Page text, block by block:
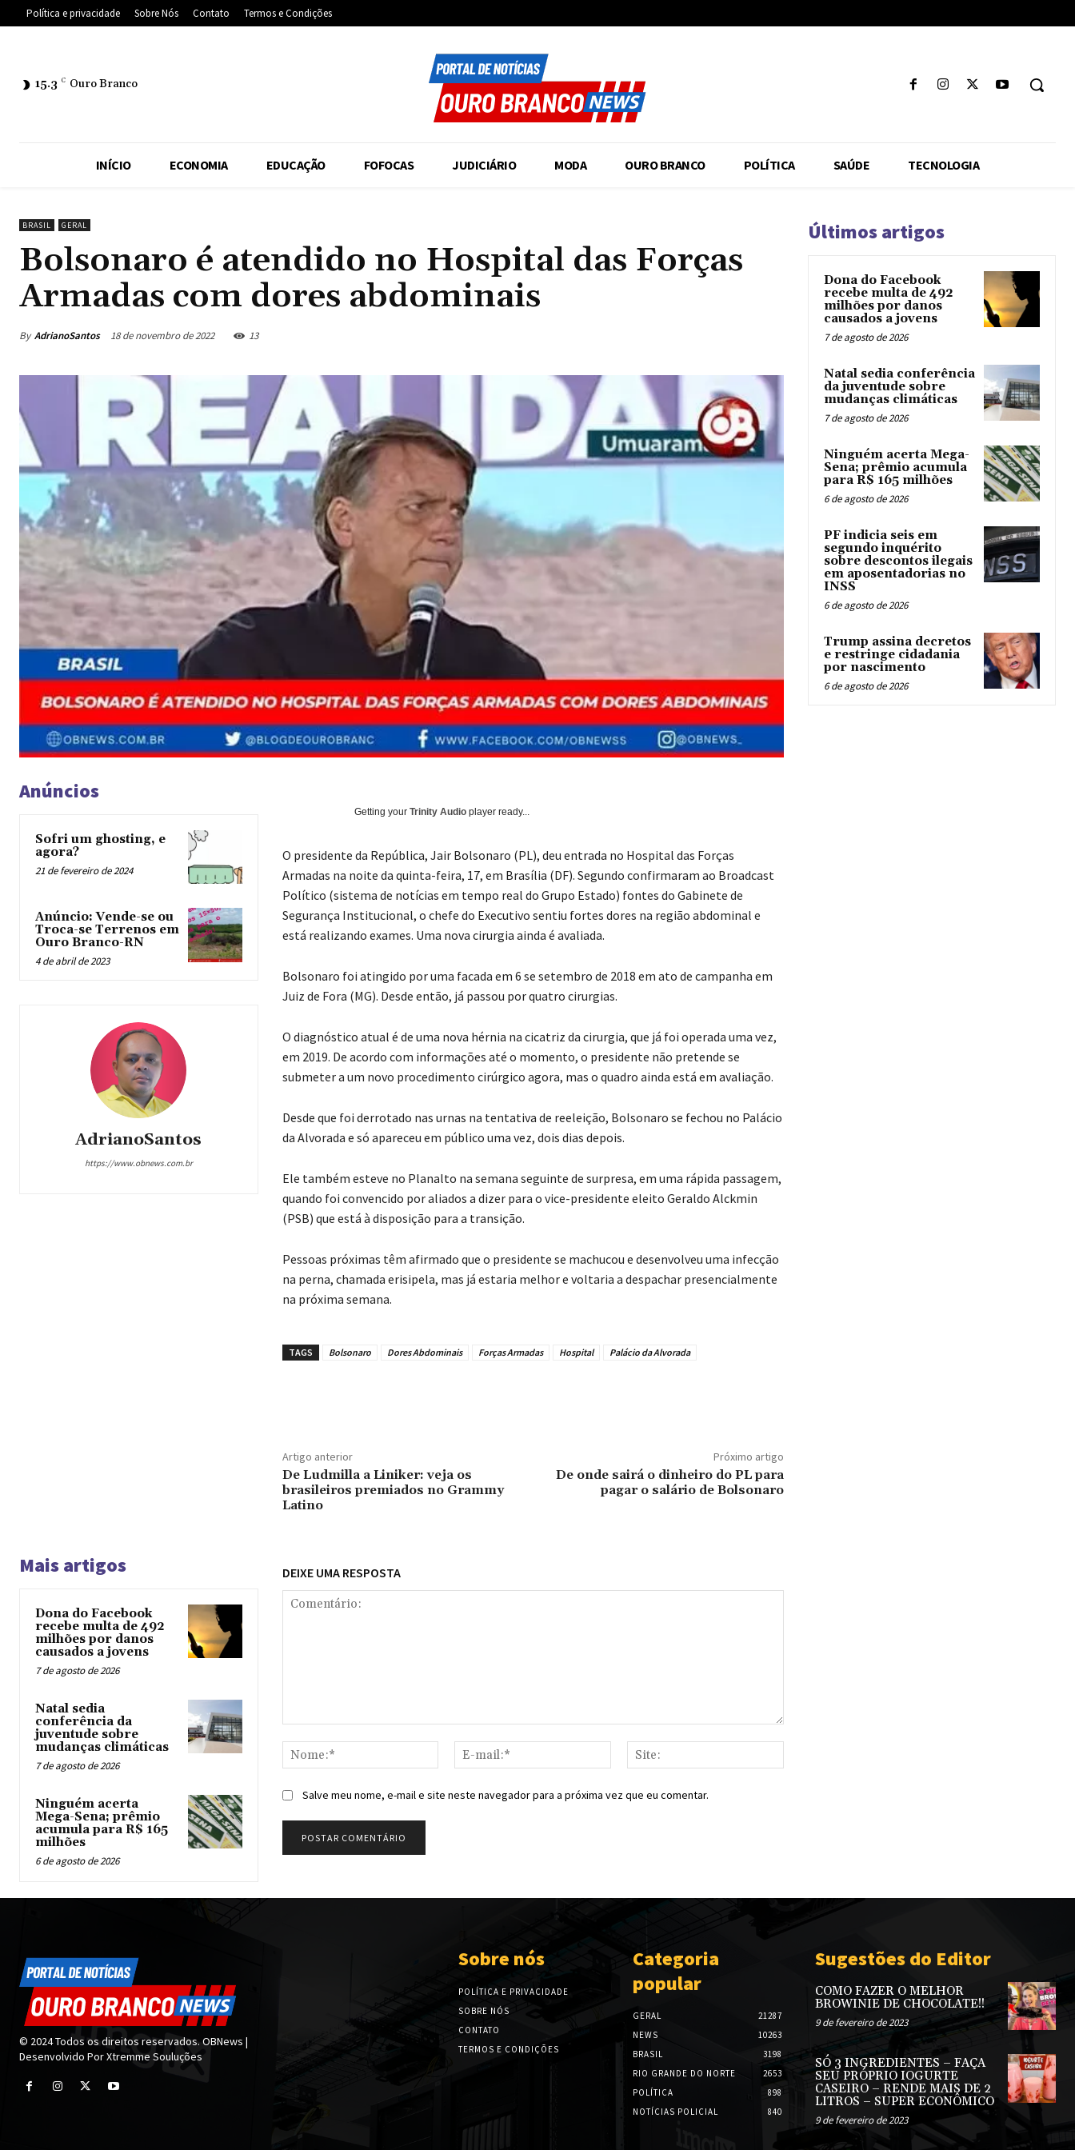
Política e privacidade Sobre Nós Contato Termos e Condições
15.3 C Ouro Branco
INÍCIO ECONOMIA EDUCAÇÃO FOFOCAS JUDICIÁRIO MODA OURO BRANCO POLÍTICA SAÚDE TECNOLOGIA
BRASIL GERAL
Bolsonaro é atendido no Hospital das Forças
Armadas com dores abdominais
By AdrianoSantos 18 de novembro de 2022 13
Anúncios
Sofri um ghosting, e
agora?
21 de fevereiro de 2024
Anúncio: Vende-se ou
Troca-se Terrenos em
Ouro Branco-RN
4 de abril de 2023
AdrianoSantos
https://www.obnews.com.br
Getting your Trinity Audioplayer ready...
O presidente da República, Jair Bolsonaro (PL), deu entrada no Hospital das Forças
Armadas na noite da quinta-feira, 17, em Brasília (DF). Segundo confirmaram ao Broadcast
Político (sistema de notícias em tempo real do Grupo Estado) fontes do Gabinete de
Segurança Institucional, o chefe do Executivo sentiu fortes dores na região abdominal e
está realizando exames. Uma nova cirurgia ainda é avaliada.
Bolsonaro foi atingido por uma facada em 6 se setembro de 2018 em ato de campanha em
Juiz de Fora (MG). Desde então, já passou por quatro cirurgias.
O diagnóstico atual é de uma nova hérnia na cicatriz da cirurgia, que já foi operada uma vez,
em 2019. De acordo com informações até o momento, o presidente não pretende se
submeter a um novo procedimento cirúrgico agora, mas o quadro ainda está em avaliação.
Desde que foi derrotado nas urnas na tentativa de reeleição, Bolsonaro se fechou no Palácio
da Alvorada e só apareceu em público uma vez, dois dias depois.
Ele também esteve no Planalto na semana seguinte de surpresa, em uma rápida passagem,
quando foi convencido por aliados a dizer para o vice-presidente eleito Geraldo Alckmin
(PSB) que está à disposição para a transição.
Pessoas próximas têm afirmado que o presidente se machucou e desenvolveu uma infecção
na perna, chamada erisipela, mas já estaria melhor e voltaria a despachar presencialmente
na próxima semana.
TAGS Bolsonaro Dores Abdominais Forças Armadas Hospital Palácio da Alvorada
Artigo anterior
De Ludmilla a Liniker: veja os
brasileiros premiados no Grammy
Latino
Próximo artigo
De onde sairá o dinheiro do PL para
pagar o salário de Bolsonaro
Mais artigos
Dona do Facebook
recebe multa de 492
milhões por danos
causados a jovens
7 de agosto de 2026
Natal sedia
conferência da
juventude sobre
mudanças climáticas
7 de agosto de 2026
Ninguém acerta
Mega-Sena; prêmio
acumula para R$ 165
milhões
6 de agosto de 2026
DEIXE UMA RESPOSTA
Nome:*
mail:*
Salve meu nome, e-mail e site neste navegador para a próxima vez que eu comentar.
Últimos artigos
Dona do Facebook
recebe multa de 492
milhões por danos
causados a jovens
7 de agosto de 2026
Natal sedia conferência
da juventude sobre
mudanças climáticas
7 de agosto de 2026
Ninguém acerta Mega-
Sena; prêmio acumula
para R$ 165 milhões
6 de agosto de 2026
PF indicia seis em
segundo inquérito
sobre descontos ilegais
em aposentadorias no
INSS
6 de agosto de 2026
Trump assina decretos
e restringe cidadania
por nascimento
6 de agosto de 2026
© 2024 Todos os direitos reservados. OBNews |
Desenvolvido Por Xtremme Souluções
Sobre nós
POLÍTICA E PRIVACIDADE
SOBRE NÓS
CONTATO
TERMOS E CONDIÇÕES
Categoria
popular
GERAL
21287
NEWS
10263
BRASIL
3198
RIO GRANDE DO NORTE
2653
POLÍTICA
898
NOTÍCIAS POLICIAL
840
Sugestões do Editor
COMO FAZER O MELHOR
BROWINIE DE CHOCOLATE!!
9 de fevereiro de 2023
SÓ 3 INGREDIENTES – FAÇA
SEU PRÓPRIO IOGURTE
CASEIRO – RENDE MAIS DE 2
LITROS – SUPER ECONÔMICO
9 de fevereiro de 2023